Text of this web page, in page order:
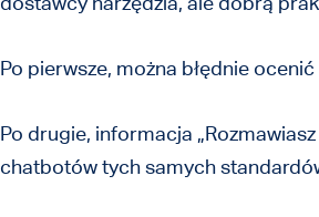
Po pierwsze, można błędnie
Po drugie, informacja „Rozmawiasz
chatbotów tych samych